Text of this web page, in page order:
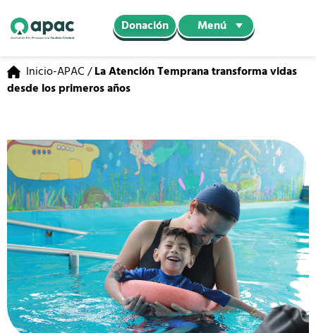
Donación Menú
Inicio-APAC/La Atención Temprana transforma vidas
desde los primeros años